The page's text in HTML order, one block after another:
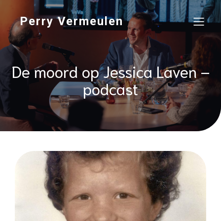
Perry Vermeulen
De moord op Jessica Laven –
podcast